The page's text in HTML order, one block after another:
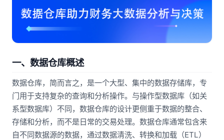
一、数据仓库概述
数据仓库，简而言之，是一个大型、集中的数据存储库，专
门用于支持复杂的查询和分析操作。与操作型数据库（如关
系型数据库）不同，数据仓库的设计更侧重于数据的整合、
存储和分析，而不是日常的交易处理。数据仓库通常包含来
自不同数据源的数据，通过数据清洗、转换和加载（ETL）